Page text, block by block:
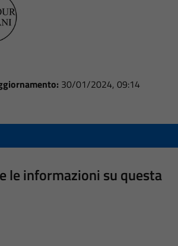
30/01/2024, 09:14
le informazioni su questa